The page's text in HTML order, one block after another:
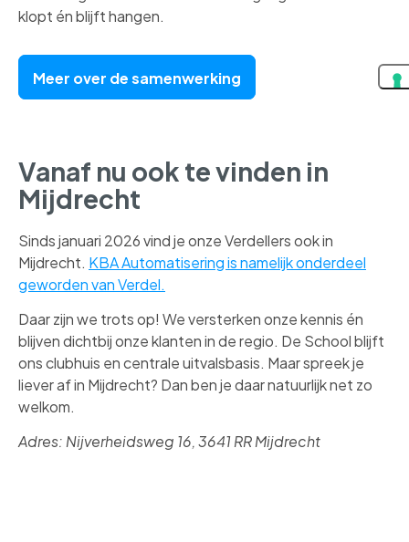
klopt én blijft hangen.
Meer over de samenwerking
Vanaf nu ook te vinden in
Mijdrecht
Sinds januari 2026 vind je onze Verdellers ook in
Mijdrecht. KBA Automatisering is namelijk onderdeel
geworden van Verdel.
Daar zijn we trots op! We versterken onze kennis én
blijven dichtbij onze klanten in de regio. De School blijft
ons clubhuis en centrale uitvalsbasis. Maar spreek je
liever af in Mijdrecht? Dan ben je daar natuurlijk net zo
welkom.
Adres: Nijverheidsweg 16, 3641 RR Mijdrecht